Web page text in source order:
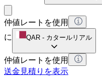
仲値レートを使用
に
QAR - カタールリアル
仲値レートを使用
送金見積りを表示